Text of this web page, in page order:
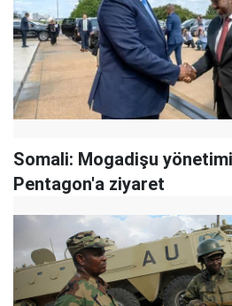
Somali: Mogadişu
Pentagon'a ziyaret